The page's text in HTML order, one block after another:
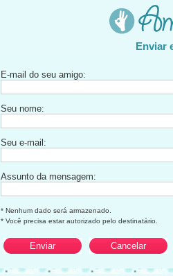
Enviar
E-mail do seu amigo:
Seu nome:
Seu e-mail:
Assunto da mensagem:
* Nenhum dado será armazenado.
* Você precisa estar autorizado pelo destinatário.
Enviar Cancelar